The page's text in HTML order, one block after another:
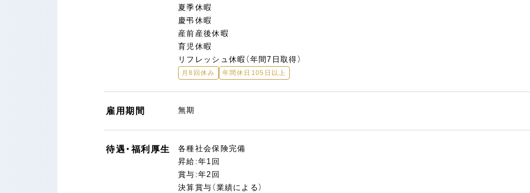
夏季休暇
慶弔休暇
産前産後休暇
育児休暇
リフレッシュ休暇（年間7日取得）
月8回休み 年間休日105日以上
雇用期間 無期
待遇・福利厚生
各種社会保険完備
昇給:年1回
賞与:年2回
決算賞与（業績による）